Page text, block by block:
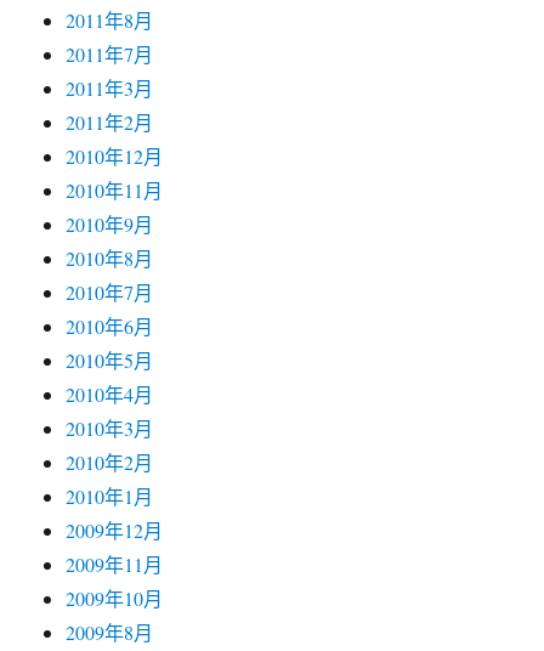
2011年8月
2011年7月
2011年3月
2011年2月
2010年12月
2010年11月
2010年9月
2010年8月
2010年7月
2010年6月
2010年5月
2010年4月
2010年3月
2010年2月
2010年1月
2009年12月
2009年11月
2009年10月
2009年8月